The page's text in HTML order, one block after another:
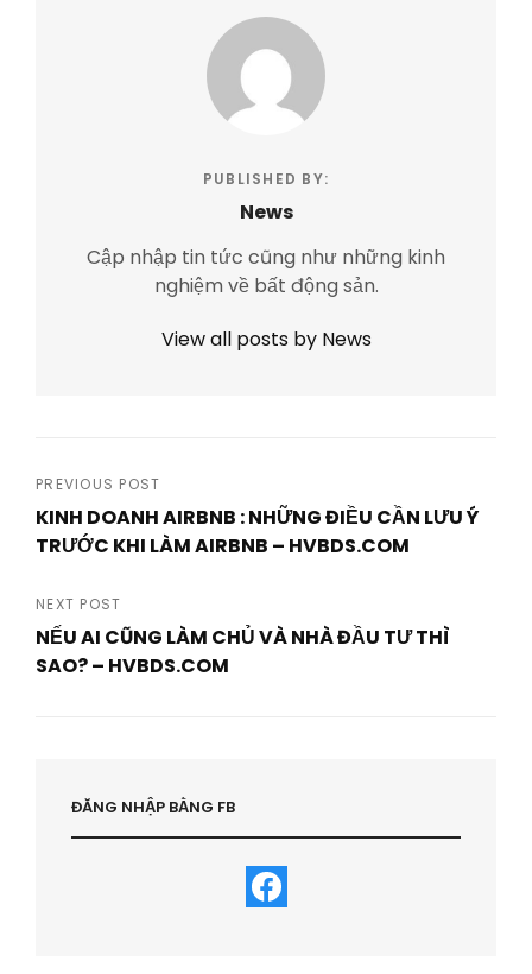
PUBLISHED BY:
News
Cập nhập tin tức cũng như những kinh
nghiệm về bất động sản.
View all posts by News
Post
navigation
PREVIOUS POST
KINH DOANH AIRBNB : NHỮNG ĐIỀU CẦN LƯU Ý
TRƯỚC KHI LÀM AIRBNB – HVBDS.COM
Post
NEXT POST
NẾU AI CŨNG LÀM CHỦ VÀ NHÀ ĐẦU TƯ THÌ
SAO? – HVBDS.COM
ĐĂNG NHẬP BẰNG FB